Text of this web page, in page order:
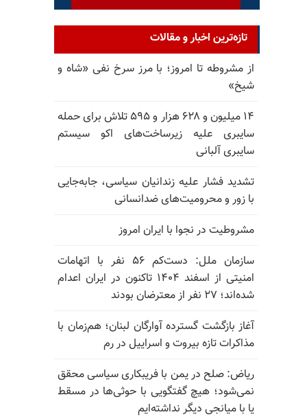
تازه‌ترین اخبار و مقالات
از مشروطه تا امروز؛ با مرز سرخ نفی «شاه و
شیخ»
۱۴ میلیون و ۶۲۸ هزار و ۵۹۵ تلاش برای حمله
سایبری علیه زیرساخت‌های اکو سیستم
سایبری آلبانی
تشدید فشار علیه زندانیان سیاسی، جابه‌جایی
با زور و محرومیت‌های ضدانسانی
مشروطیت در نجوا با ایران امروز
سازمان ملل: دست‌کم ۵۶ نفر با اتهامات
امنیتی از اسفند ۱۴۰۴ تاکنون در ایران اعدام
شده‌اند؛ ۲۷ نفر از معترضان بودند
آغاز بازگشت گسترده آوارگان لبنان؛ هم‌زمان با
مذاکرات تازه بیروت و اسراییل در رم
ریاض: صلح در یمن با فریبکاری سیاسی محقق
نمی‌شود؛ هیچ گفتگویی با حوثی‌ها در مسقط
یا با میانجی دیگر نداشته‌ایم